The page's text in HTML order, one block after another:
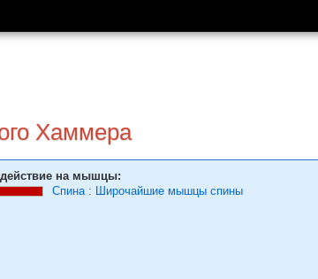
Хаммера
на мышцы:
Спина: Широчайшие мышцы спины